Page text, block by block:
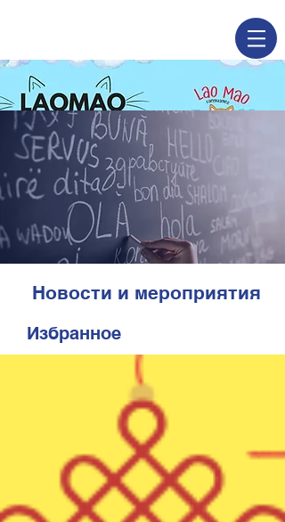
Новости и мероприятия
Избранное